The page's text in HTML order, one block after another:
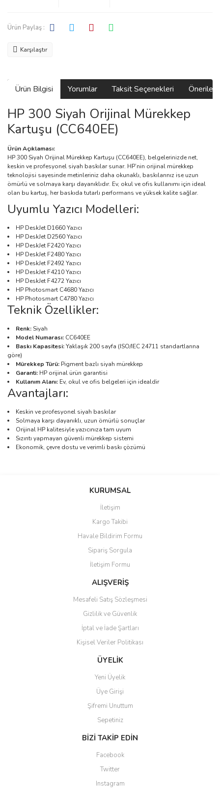
Ürün Paylaş :
Karşılaştır
Ürün Bilgisi Yorumlar Taksit Seçenekleri
HP 300 Siyah Orijinal Mürekkep
Kartuşu (CC640EE)
Ürün Açıklaması:
HP 300 Siyah Orijinal Mürekkep Kartuşu (CC640EE), belgelerinizde net,
keskin ve profesyonel siyah baskılar sunar. HP’nin orijinal mürekkep
teknolojisi sayesinde metinleriniz daha okunaklı, baskılarınız ise uzun
ömürlü ve solmaya karşı dayanıklıdır. Ev, okul ve ofis kullanımı için ideal
olan bu kartuş, her baskıda tutarlı performans ve yüksek kalite sağlar.
Uyumlu Yazıcı Modelleri:
HP DeskJet D1660 Yazıcı
HP DeskJet D2560 Yazıcı
HP DeskJet F2420 Yazıcı
HP DeskJet F2480 Yazıcı
HP DeskJet F2492 Yazıcı
HP DeskJet F4210 Yazıcı
HP DeskJet F4272 Yazıcı
HP Photosmart C4680 Yazıcı
HP Photosmart C4780 Yazıcı
Teknik Özellikler:
Renk:Siyah
Model Numarası: CC640EE
Baskı Kapasitesi:Yaklaşık 200 sayfa (ISO/IEC 24711 standartlarına
göre)
Mürekkep Türü: Pigment bazlı siyah mürekkep
Garanti: HP orijinal ürün garantisi
Kullanım Alanı: Ev, okul ve ofis belgeleri için idealdir
Avantajları:
Keskin ve profesyonel siyah baskılar
Solmaya karşı dayanıklı, uzun ömürlü sonuçlar
Orijinal HP kalitesiyle yazıcınıza tam uyum
Sızıntı yapmayan güvenli mürekkep sistemi
Ekonomik, çevre dostu ve verimli baskı çözümü
Bu ürüne ilk yorumu siz yapın!
Ürün resmi kalitesiz, bozuk veya görüntülenemiyor.
Ürün açıklamasında eksik bilgiler bulunuyor.
Ürün bilgilerinde hatalar bulunuyor.
Ürün fiyatı diğer sitelerden daha pahalı.
Bu ürüne benzer farklı alternatifler olmalı.
Gönder
KURUMSAL
İletişim
Kargo Takibi
Havale Bildirim Formu
Sipariş Sorgula
İletişim Formu
ALIŞVERİŞ
Mesafeli Satış Sözleşmesi
Gizlilik ve Güvenlik
İptal ve İade Şartları
Kişisel Veriler Politikası
ÜYELİK
Yeni Üyelik
Üye Girişi
Şifremi Unuttum
Sepetiniz
BİZİ TAKİP EDİN
Facebook
Twitter
Instagram